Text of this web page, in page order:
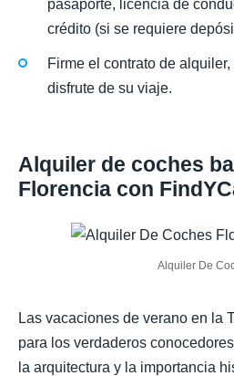
pasaporte, licencia de
crédito (si se requiere
Firme el contrato de
disfrute de su viaje.
Alquiler de coches
Florencia con
Alquiler De
Las vacaciones de verano en la
para los verdaderos
la arquitectura y la importancia